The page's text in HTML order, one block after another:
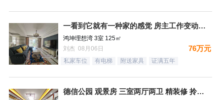
一看到它就有一种家的感觉 房主工作变动 忍痛割爱
鸿坤理想湾 3室 125㎡
刘杰 08月06日
76万元
私家车位 有电梯 附送家具 证满五年
德信公园 观景房 三室两厅两卫 精装修 拎包入住